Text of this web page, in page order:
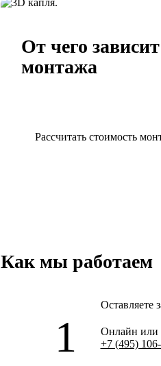
От чего
монтажа
Рассчитать стоимость
Как мы работаем
Оставляете
Онлайн или
+7 (495)